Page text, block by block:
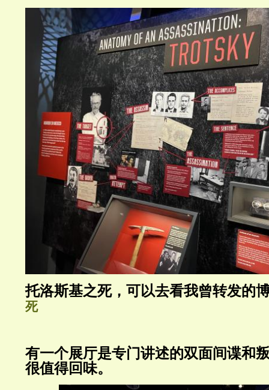
托洛斯基之死，可以去看我曾转发的
死
有一个展厅是专门讲述的双面间谍和
很值得回味。